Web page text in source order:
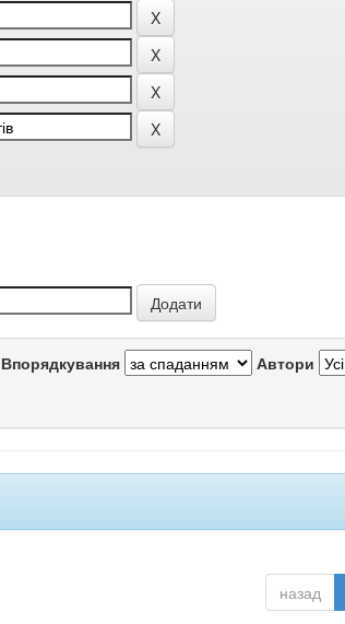
Впорядкування Автори
назад